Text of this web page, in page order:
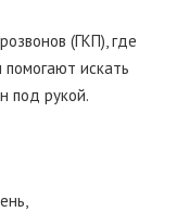
(ГКП), где
помогают искать
под рукой.